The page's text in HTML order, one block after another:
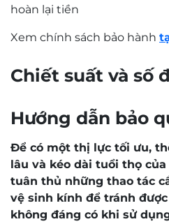
hoàn lại tiền
Xem chính sách bảo hành
Chiết suất và số
Hướng dẫn bảo
Để có một thị lực tối ưu,
lâu và kéo dài tuổi thọ
tuân thủ những thao tác
vệ sinh kính để tránh
không đáng có khi sử